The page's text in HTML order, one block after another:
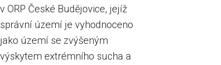
v ORP České Budějovice, jejíž
správní území je vyhodnoceno
jako území se zvýšeným
výskytem extrémního sucha a